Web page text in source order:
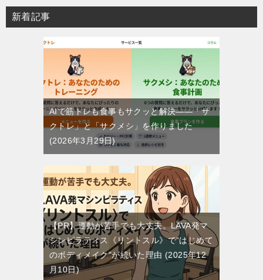
新着記事
AIで筋トレも食事もサクッと解決——「サ
クトレ」と「サクメシ」を作りました
2026年3月29日
【PR】運動が苦手でも大丈夫。LAVA発マ
シンピラティス《リントスル》で“はじめて
のボディメイク”が続いた理由
2025年12
月10日